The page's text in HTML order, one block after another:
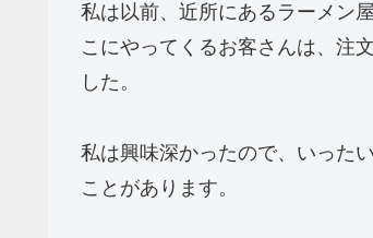
私は以前、近所にあるラーメン
こにやってくるお客さんは、注
した。
私は興味深かったので、いった
ことがあります。